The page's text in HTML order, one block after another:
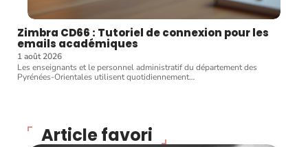
Zimbra CD66 : Tutoriel de connexion pour les
emails académiques
1 août 2026
Les enseignants et le personnel administratif du département des
Pyrénées-Orientales utilisent quotidiennement…
Article favori